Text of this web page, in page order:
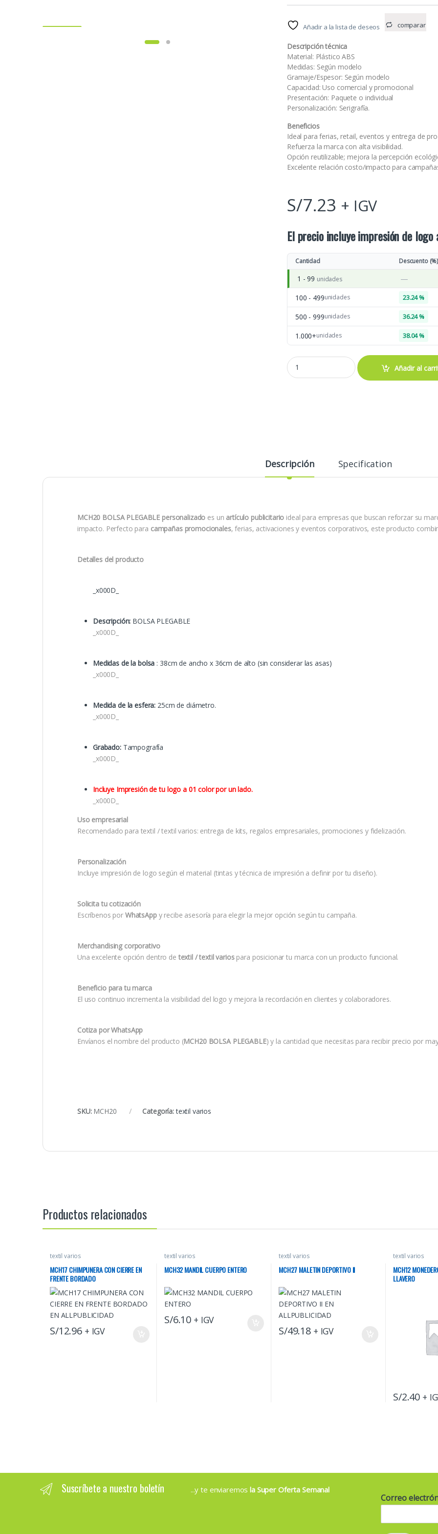
Añadir a la lista de deseos comparar
Descripción técnica
Material: Plástico ABS
Medidas: Según modelo
Gramaje/Espesor: Según modelo
Capacidad: Uso comercial y promocional
Presentación: Paquete o individual
Personalización: Serigrafía.
Beneficios
Ideal para ferias, retail, eventos y entrega de
Refuerza la marca con alta visibilidad.
Opción reutilizable; mejora la percepción
Excelente relación costo/impacto para
S/7.23 + IGV
El precio incluye impresión de
Cantidad Descuento (%)
1 - 99 unidades —
100 - 499unidades 23.24 %
500 - 999unidades 36.24 %
1.000+unidades 38.04 %
MCH20 BOLSA PLEGABLE quantity
Añadir al
Descripción Specification
MCH20 BOLSA PLEGABLE personalizado es un artículo publicitario ideal para empresas que buscan reforzar su
impacto. Perfecto para campañas promocionales, ferias, activaciones y eventos corporativos, este producto
Detalles del producto
_x000D_
Descripción: BOLSA PLEGABLE
_x000D_
Medidas de la bolsa : 38cm de ancho x 36cm de alto (sin considerar las asas)
_x000D_
Medida de la esfera: 25cm de diámetro.
_x000D_
Grabado: Tampografía
_x000D_
Incluye Impresión de tu logo a 01 color por un lado.
_x000D_
Uso empresarial
Recomendado para textil / textil varios: entrega de kits, regalos empresariales, promociones y fidelización.
Personalización
Incluye impresión de logo según el material (tintas y técnica de impresión a definir por tu diseño).
Solicita tu cotización
Escríbenos por WhatsAppy recibe asesoría para elegir la mejor opción según tu campaña.
Merchandising corporativo
Una excelente opción dentro detextil / textil variospara posicionar tu marca con un producto funcional.
Beneficio para tu marca
El uso continuo incrementa la visibilidad del logo y mejora la recordación en clientes y colaboradores.
Cotiza por WhatsApp
Envíanos el nombre del producto (MCH20 BOLSA PLEGABLE) y la cantidad que necesitas para recibir precio por
SKU: MCH20 Categoría:textil varios
Productos relacionados
textil varios
MCH17 CHIMPUNERA CON CIERRE EN
FRENTE BORDADO
S/12.96 + IGV
textil varios
MCH32 MANDIL CUERPO ENTERO
S/6.10 + IGV
textil varios
MCH27 MALETIN DEPORTIVO II
S/49.18 + IGV
textil varios
MCH12
LLAVERO
S/2.40 +
Suscríbete a nuestro boletín ...y te enviaremosla Super Oferta Semanal
Correo